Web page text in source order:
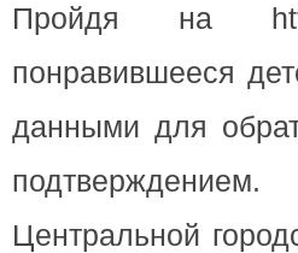
Пройдя на
понравившееся
данными для
Центральной